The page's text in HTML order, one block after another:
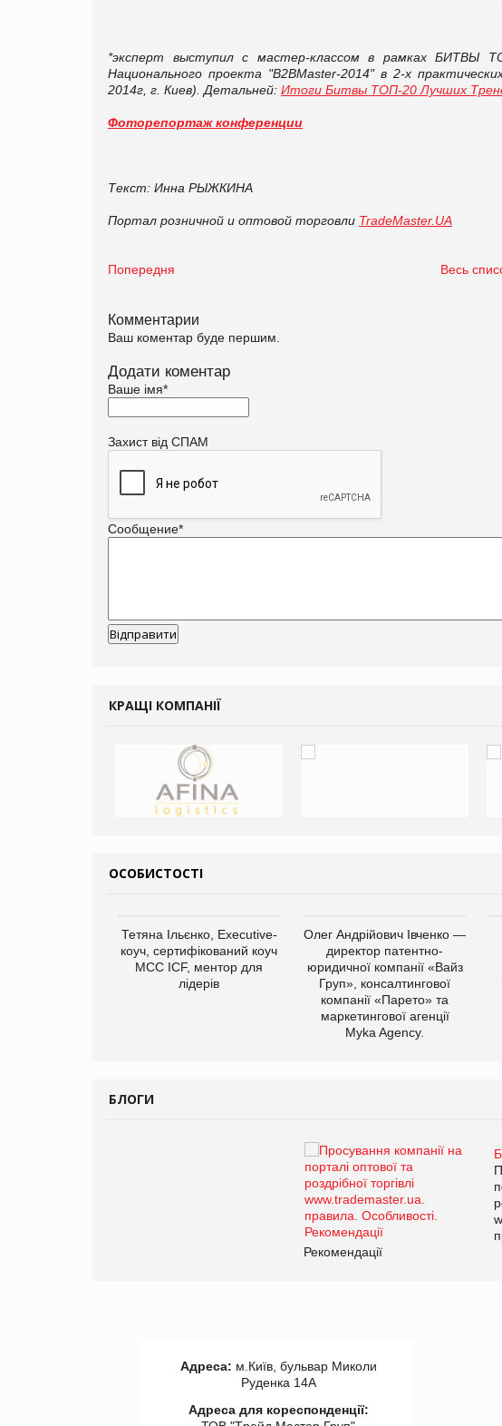
*эксперт выступил с мастер-классом в рамках БИТВЫ
Национального проекта "B2BMaster-2014" в 2-х
2014г, г. Киев). Детальней: Итоги Битвы ТОП-20 Лучших
Фоторепортаж конференции
Текст: Инна РЫЖКИНА
Портал розничной и оптовой торговли TradeMaster.UA
Попередня Весь
Комментарии
Ваш коментар буде першим.
Додати коментар
Ваше імя*
Захист від СПАМ
Сообщение*
КРАЩІ КОМПАНІЇ
ОСОБИСТОСТІ
Тетяна Ільєнко, Executive-
коуч, сертифікований коуч
МСС ICF, ментор для
лідерів
Олег Андрійович Івченко —
директор патентно-
юридичної компанії «Вайз
Груп», консалтингової
компанії «Парето» та
маркетингової агенції
Myka Agency.
БЛОГИ
Рекомендації
Адреса: м.Київ, бульвар Миколи
Руденка 14А
Адреса для кореспонденції: